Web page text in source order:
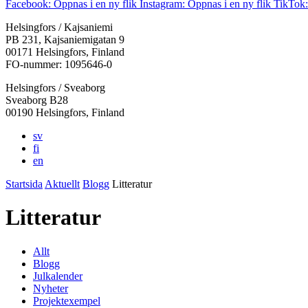
Facebook: Öppnas i en ny flik Instagram: Öppnas i en ny flik
Helsingfors / Kajsaniemi
PB 231, Kajsaniemigatan 9
00171 Helsingfors, Finland
FO-nummer: 1095646-0
Helsingfors / Sveaborg
Sveaborg B28
00190 Helsingfors, Finland
sv
fi
en
Startsida Aktuellt Blogg Litteratur
Litteratur
Allt
Blogg
Julkalender
Nyheter
Projektexempel